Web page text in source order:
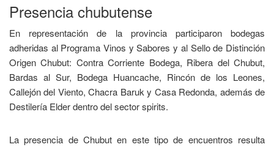
Presencia chubutense
En representación de la provincia participaron bodegas
adheridas al Programa Vinos y Sabores y al Sello de Distinción
Origen Chubut: Contra Corriente Bodega, Ribera del Chubut,
Bardas al Sur, Bodega Huancache, Rincón de los Leones,
Callejón del Viento, Chacra Baruk y Casa Redonda, además de
Destilería Elder dentro del sector spirits.
La presencia de Chubut en este tipo de encuentros resulta